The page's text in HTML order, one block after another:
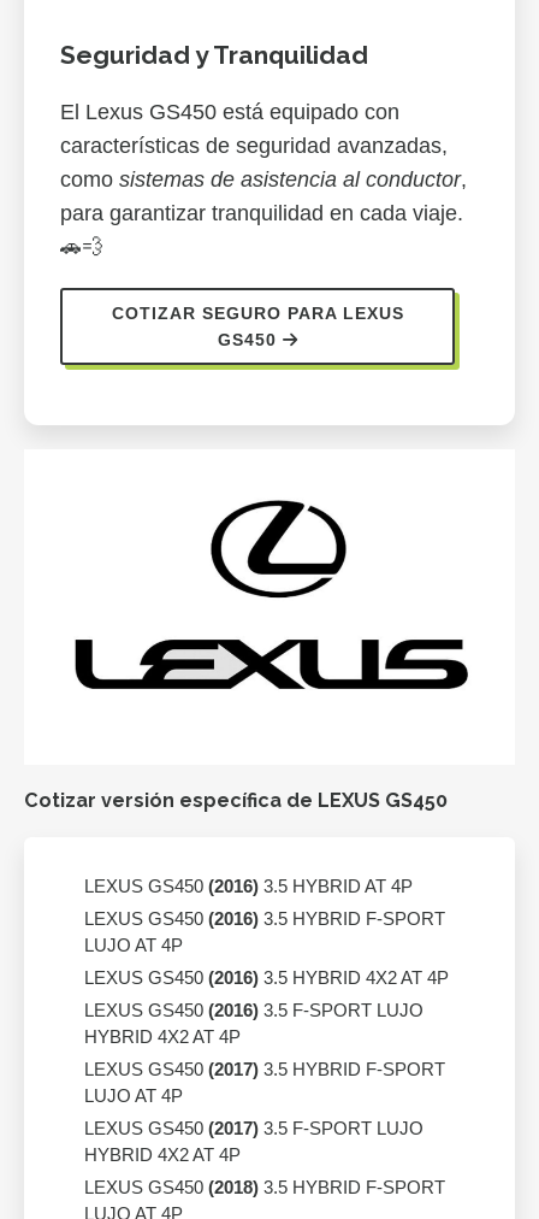
Seguridad y Tranquilidad
El Lexus GS450 está equipado con
características de seguridad avanzadas,
como sistemas de asistencia al conductor,
para garantizar tranquilidad en cada viaje.
🚗💨
COTIZAR SEGURO PARA LEXUS
GS450
Cotizar versión específica de LEXUS GS450
LEXUS GS450 (2016) 3.5 HYBRID AT 4P
LEXUS GS450 (2016) 3.5 HYBRID F-SPORT
LUJO AT 4P
LEXUS GS450 (2016) 3.5 HYBRID 4X2 AT 4P
LEXUS GS450 (2016) 3.5 F-SPORT LUJO
HYBRID 4X2 AT 4P
LEXUS GS450 (2017) 3.5 HYBRID F-SPORT
LUJO AT 4P
LEXUS GS450 (2017) 3.5 F-SPORT LUJO
HYBRID 4X2 AT 4P
LEXUS GS450 (2018) 3.5 HYBRID F-SPORT
LUJO AT 4P